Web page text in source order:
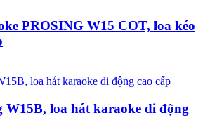
PROSING W15 COT, loa kéo
W15B, loa hát karaoke di động